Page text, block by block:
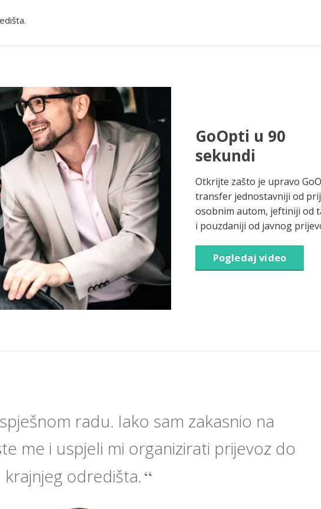
GoOpti u 90
sekundi
Otkrijte zašto je upravo
transfer jednostavniji od
osobnim autom, jeftiniji od
i pouzdaniji od javnog
Pogledaj video
radu. Iako sam zakasnio na
me i uspjeli mi organizirati prijevoz do
krajnjeg odredišta.